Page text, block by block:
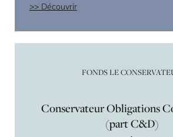
Découvrir
FONDS LE
Conservateur Obligations
(part C&D)